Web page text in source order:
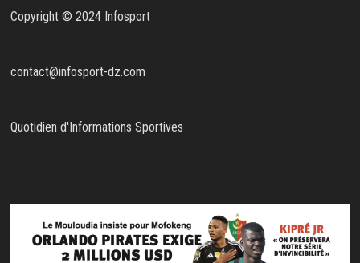
Copyright © 2024 Infosport
contact@infosport-dz.com
Quotidien d'Informations Sportives